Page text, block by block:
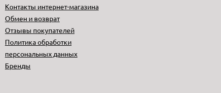
Контакты интернет-магазина
Обмен и возврат
Отзывы покупателей
Политика обработки
персональных данных
Бренды